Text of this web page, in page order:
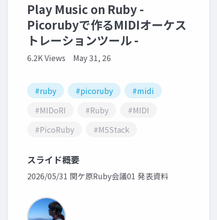
Play Music on Ruby -
Picorubyで作るMIDIオーケス
トレーションツール -
6.2K Views May 31, 26
#ruby #picoruby
#midi
#MIDoRI
#Ruby
#MIDI
#PicoRuby
#M5Stack
スライド概要
2026/05/31 関ケ原Ruby会議01 発表資料